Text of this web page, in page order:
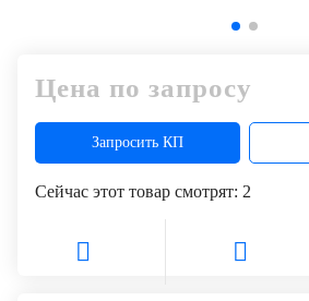
Цена по запросу
Запросить КП
Сейчас этот товар смотрят: 2